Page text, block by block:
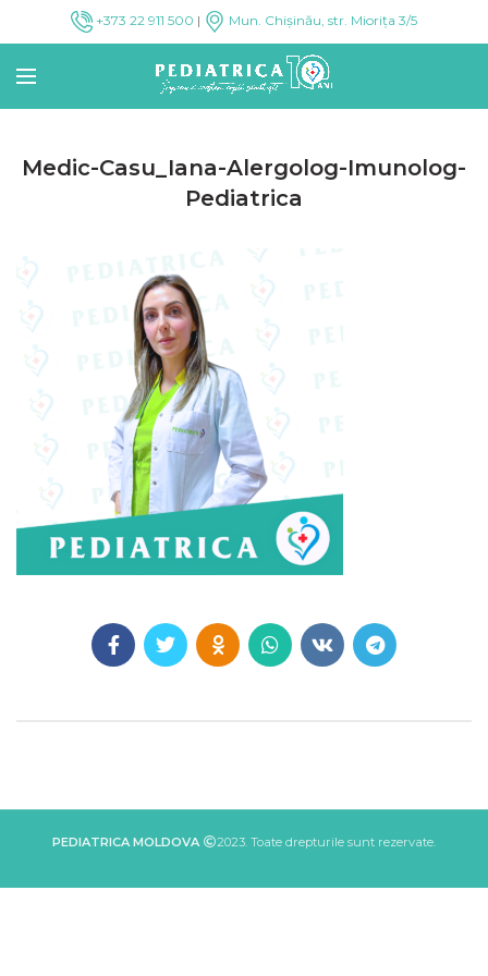
+373 22 911 500 | Mun. Chișinău, str. Miorița 3/5
Medic-Casu_Iana-Alergolog-Imunolog-
Pediatrica
PEDIATRICA MOLDOVA 2023. Toate drepturile sunt rezervate.